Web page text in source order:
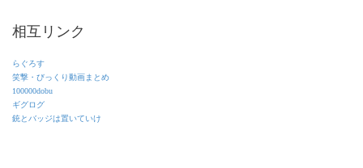
相互リンク
らぐろす
笑撃・びっくり動画まとめ
100000dobu
ギグログ
銃とバッジは置いていけ